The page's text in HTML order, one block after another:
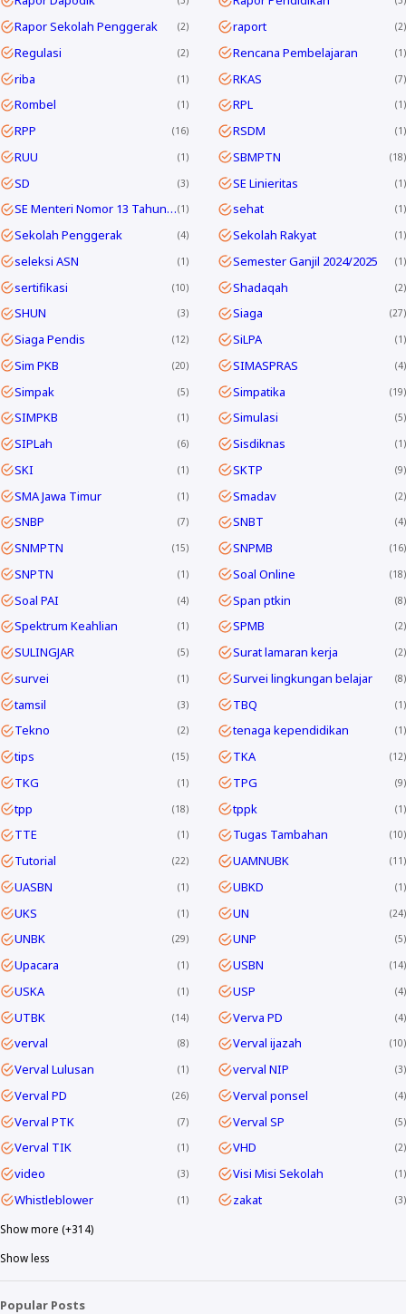
Rapor Sekolah Penggerak 2 raport 2
Regulasi 2 Rencana Pembelajaran 1
riba 1 RKAS 7
Rombel 1 RPL 1
RPP 16 RSDM 1
RUU 1 SBMPTN 18
SD 3 SE Linieritas 1
SE Menteri Nomor 13 Tahun 2025 1 sehat 1
Sekolah Penggerak 4 Sekolah Rakyat 1
seleksi ASN 1 Semester Ganjil 2024/2025 1
sertifikasi 10 Shadaqah 2
SHUN 3 Siaga 27
Siaga Pendis 12 SiLPA 1
Sim PKB 20 SIMASPRAS 4
Simpak 5 Simpatika 19
SIMPKB 1 Simulasi 5
SIPLah 6 Sisdiknas 1
SKI 1 SKTP 9
SMA Jawa Timur 1 Smadav 2
SNBP 7 SNBT 4
SNMPTN 15 SNPMB 16
SNPTN 1 Soal Online 18
Soal PAI 4 Span ptkin 8
Spektrum Keahlian 1 SPMB 2
SULINGJAR 5 Surat lamaran kerja 2
survei 1 Survei lingkungan belajar 8
tamsil 3 TBQ 1
Tekno 2 tenaga kependidikan 1
tips 15 TKA 12
TKG 1 TPG 9
tpp 18 tppk 1
TTE 1 Tugas Tambahan 10
Tutorial 22 UAMNUBK 11
UASBN 1 UBKD 1
UKS 1 UN 24
UNBK 29 UNP 5
Upacara 1 USBN 14
USKA 1 USP 4
UTBK 14 Verva PD 4
verval 8 Verval ijazah 10
Verval Lulusan 1 verval NIP 3
Verval PD 26 Verval ponsel 4
Verval PTK 7 Verval SP 5
Verval TIK 1 VHD 2
video 3 Visi Misi Sekolah 1
Whistleblower 1 zakat 3
Show more (+314)
Show less
Popular Posts